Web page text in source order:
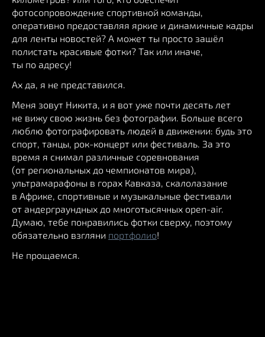
фотосопровождение спортивной команды,
оперативно предоставляя яркие и динамичные кадры
для ленты новостей? А может ты просто зашёл
полистать красивые фотки? Так или иначе,
ты по адресу!
Ах да, я не представился.
Меня зовут Никита, и я вот уже почти десять лет
не вижу свою жизнь без фотографии. Больше всего
люблю фотографировать людей в движении: будь это
спорт, танцы, рок-концерт или фестиваль. За это
время я снимал различные соревнования
(от региональных до чемпионатов мира),
ультрамарафоны в горах Кавказа, скалолазание
в Африке, спортивные и музыкальные фестивали
от андерграундных до многотысячных open-air.
Думаю, тебе понравились фотки сверху, поэтому
обязательно взгляни портфолио!
Не прощаемся.